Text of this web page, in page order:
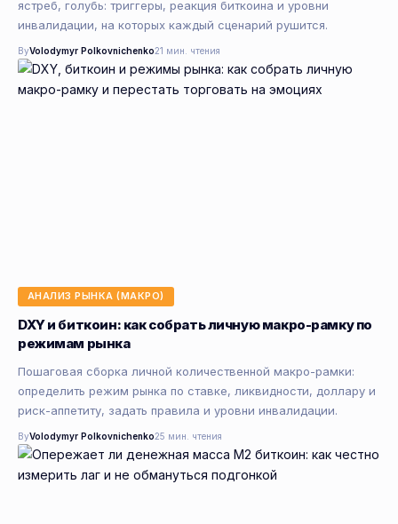
ястреб, голубь: триггеры, реакция биткоина и уровни
инвалидации, на которых каждый сценарий рушится.
ByVolodymyr Polkovnichenko21 мин. чтения
АНАЛИЗ РЫНКА (МАКРО)
DXY и биткоин: как собрать личную макро-рамку по
режимам рынка
Пошаговая сборка личной количественной макро-рамки:
определить режим рынка по ставке, ликвидности, доллару и
риск-аппетиту, задать правила и уровни инвалидации.
ByVolodymyr Polkovnichenko25 мин. чтения